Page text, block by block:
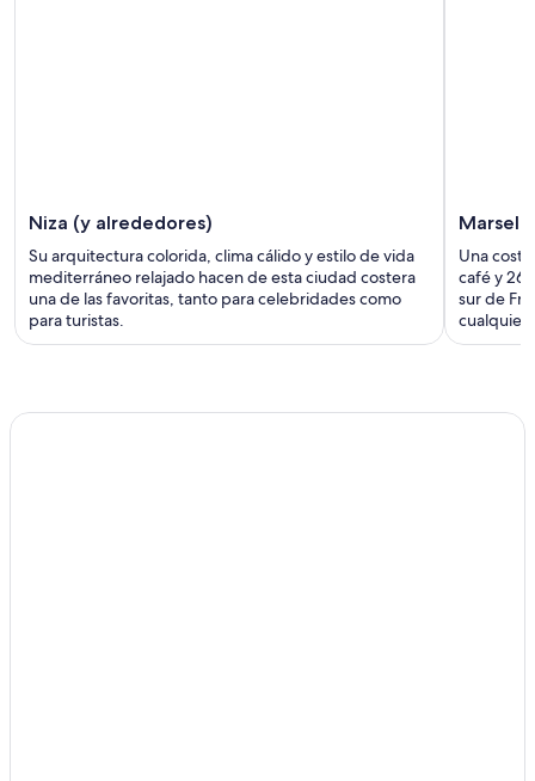
Niza (y alrededores)
Su arquitectura colorida, clima cálido y estilo de vida
mediterráneo relajado hacen de esta ciudad costera
una de las favoritas, tanto para celebridades como
para turistas.
Una
café y 26
sur de
cualquier